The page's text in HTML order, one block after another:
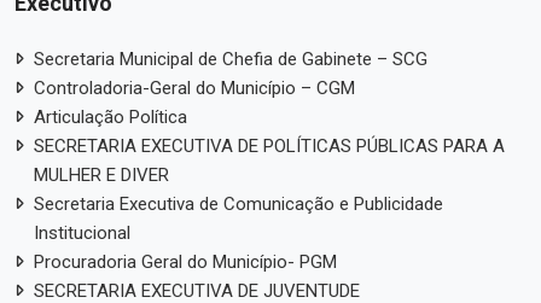
Secretaria Municipal de Chefia de Gabinete – SCG
Controladoria-Geral do Município – CGM
Articulação Política
SECRETARIA EXECUTIVA DE POLÍTICAS PÚBLICAS PARA A
MULHER E DIVER
Secretaria Executiva de Comunicação e Publicidade
Institucional
Procuradoria Geral do Município- PGM
SECRETARIA EXECUTIVA DE JUVENTUDE